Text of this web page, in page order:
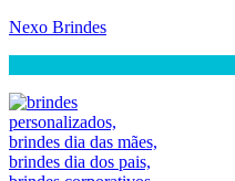
Nexo Brindes